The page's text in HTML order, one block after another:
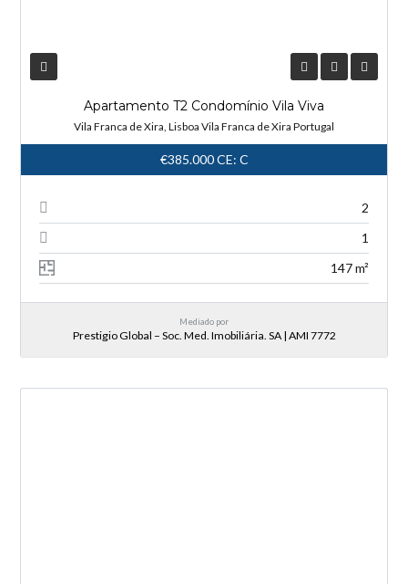
Apartamento T2 Condomínio Vila Viva
Vila Franca de Xira, Lisboa Vila Franca de Xira Portugal
€385.000CE: C
2
1
147 m²
Mediado por
Prestigio Global – Soc. Med. Imobiliária. SA | AMI 7772